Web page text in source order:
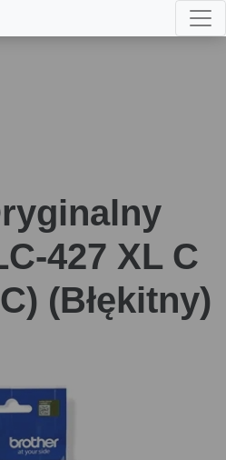
427 XL C
(Błękitny)